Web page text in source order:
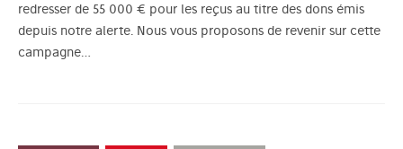
redresser de 55 000 € pour les reçus au titre des dons émis
depuis notre alerte. Nous vous proposons de revenir sur cette
campagne…